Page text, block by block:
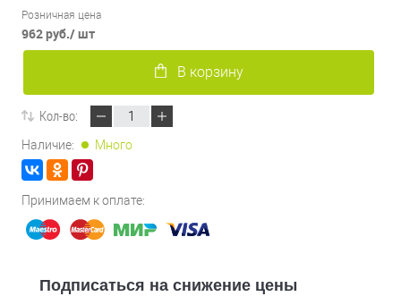
Розничная цена
962 руб./ шт
В корзину
Кол-во:
Наличие: Много
Принимаем к оплате:
Подписаться на снижение цены